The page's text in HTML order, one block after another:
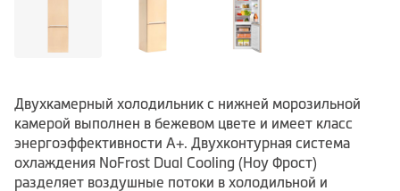
Двухкамерный холодильник с нижней морозильной
камерой выполнен в бежевом цвете и имеет класс
энергоэффективности А+. Двухконтурная система
охлаждения NoFrost Dual Cooling (Ноу Фрост)
разделяет воздушные потоки в холодильной и